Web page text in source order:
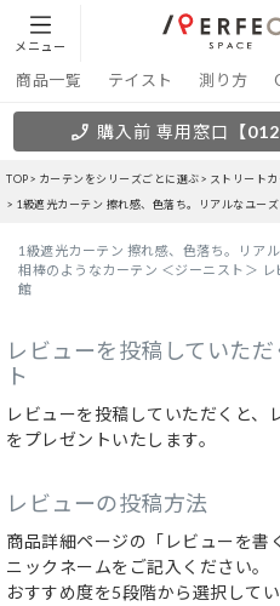
メニュー
商品一覧 テイスト 測り方
購入前 専用窓口 【
TOP カーテンをシリーズごとに選ぶ
ストリート
1級遮光カーテン 擦れ感、色落ち。リアルなユー
1級遮光カーテン 擦れ感、色落ち。リア
相棒のようなカーテン ＜ジーニスト＞
館
レビューを投稿していた
ト
レビューを投稿していただくと、
をプレゼントいたします。
レビューの投稿方法
商品詳細ページの「レビューを書
ニックネームをご記入ください。
おすすめ度を5段階から選択して